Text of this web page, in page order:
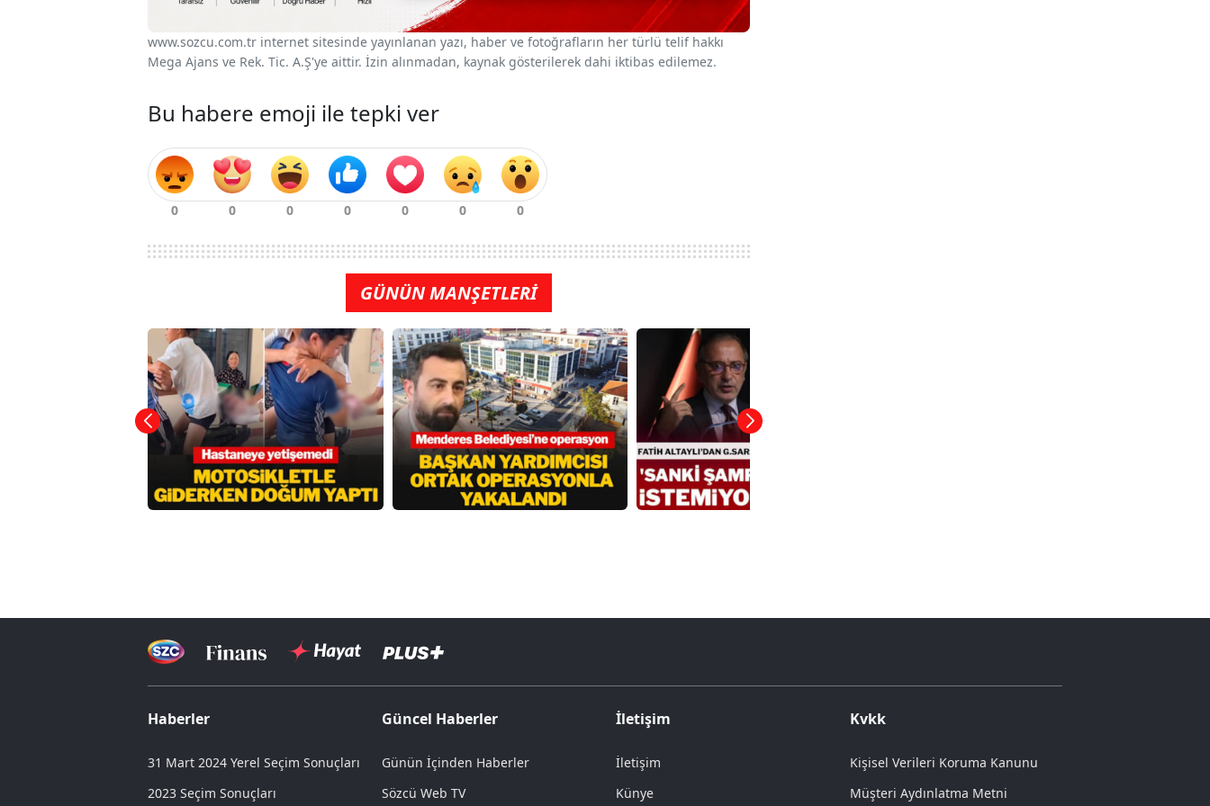
www.sozcu.com.tr internet sitesinde yayınlanan yazı, haber ve fotoğrafların her türlü telif hakkı
Mega Ajans ve Rek. Tic. A.Ş'ye aittir. İzin alınmadan, kaynak gösterilerek dahi iktibas edilemez.
Bu habere emoji ile tepki ver
GÜNÜN MANŞETLERİ
Haberler
31 Mart 2024 Yerel Seçim Sonuçları
2023 Seçim Sonuçları
Güncel Haberler
Günün İçinden Haberler
Sözcü Web TV
İletişim
İletişim
Künye
Kvkk
Kişisel Verileri Koruma Kanunu
Müşteri Aydınlatma Metni